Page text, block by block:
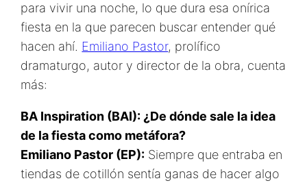
para vivir una noche, lo que dura esa onírica
fiesta en la que parecen buscar entender qué
hacen ahí. Emiliano Pastor, prolífico
dramaturgo, autor y director de la obra, cuenta
más:
BA Inspiration (BAI): ¿De dónde sale la idea
de la fiesta como metáfora?
Emiliano Pastor (EP): Siempre que entraba en
tiendas de cotillón sentía ganas de hacer algo